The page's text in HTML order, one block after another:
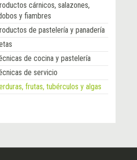
cárnicos, salazones,
y fiambres
de pastelería y panadería
de cocina y pastelería
de servicio
frutas, tubérculos y algas